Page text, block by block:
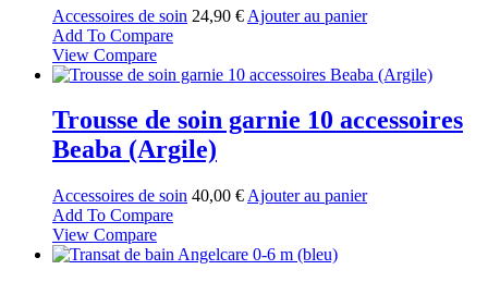
Accessoires de soin 24,90 € Ajouter au panier
Add To Compare
View Compare
Trousse de soin garnie 10 accessoires
Beaba (Argile)
Accessoires de soin 40,00 € Ajouter au panier
Add To Compare
View Compare